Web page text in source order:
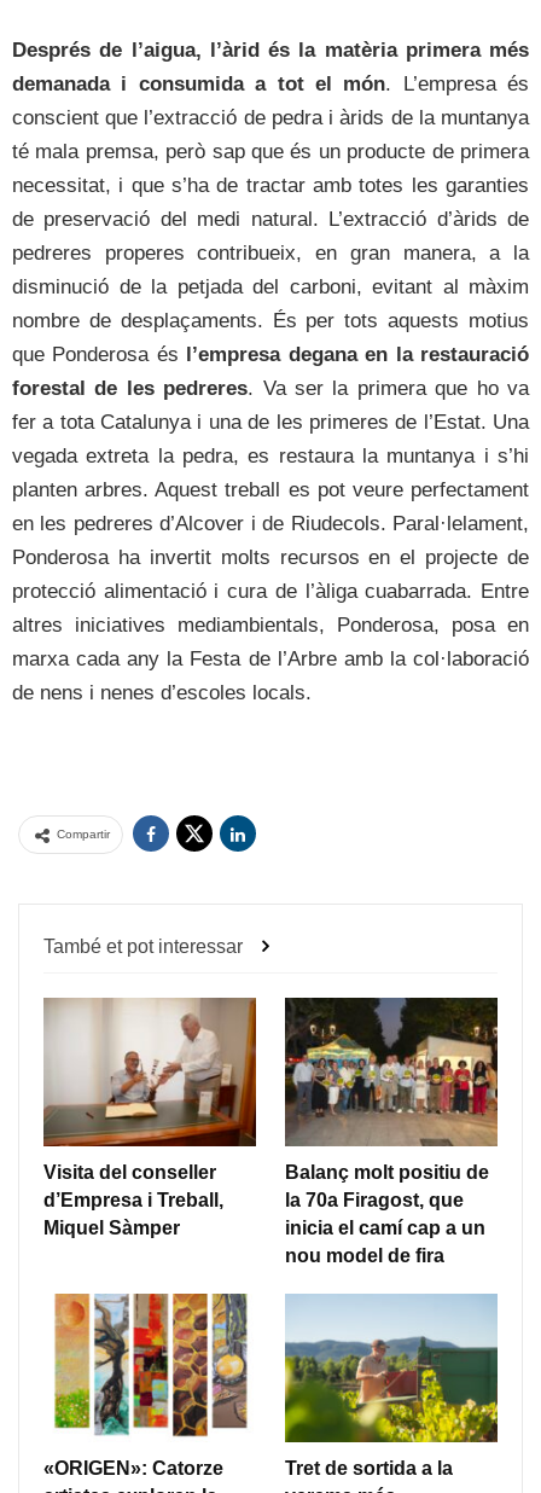
Després de l’aigua, l’àrid és la matèria primera més
demanada i consumida a tot el món. L’empresa és
conscient que l’extracció de pedra i àrids de la muntanya
té mala premsa, però sap que és un producte de primera
necessitat, i que s’ha de tractar amb totes les garanties
de preservació del medi natural. L’extracció d’àrids de
pedreres properes contribueix, en gran manera, a la
disminució de la petjada del carboni, evitant al màxim
nombre de desplaçaments. És per tots aquests motius
que Ponderosa és l’empresa degana en la restauració
forestal de les pedreres. Va ser la primera que ho va
fer a tota Catalunya i una de les primeres de l’Estat. Una
vegada extreta la pedra, es restaura la muntanya i s’hi
planten arbres. Aquest treball es pot veure perfectament
en les pedreres d’Alcover i de Riudecols. Paral·lelament,
Ponderosa ha invertit molts recursos en el projecte de
protecció alimentació i cura de l’àliga cuabarrada. Entre
altres iniciatives mediambientals, Ponderosa, posa en
marxa cada any la Festa de l’Arbre amb la col·laboració
de nens i nenes d’escoles locals.
Compartir
També et pot interessar
Visita del conseller
d’Empresa i Treball,
Miquel Sàmper
Balanç molt positiu de
la 70a Firagost, que
inicia el camí cap a un
nou model de fira
«ORIGEN»: Catorze
Tret de sortida a la